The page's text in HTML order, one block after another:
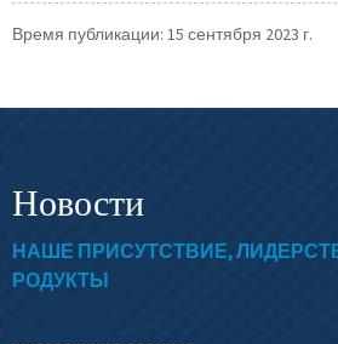
Время публикации: 15 сентября 2023 г.
Новости
НАШЕ ПРИСУТСТВИЕ,
РОДУКТЫ